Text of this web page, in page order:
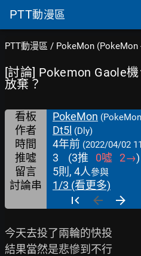
PTT動漫區
PTT動漫區 / PokeMon (PokeMon
[討論] Pokemon Gaole
放棄？
看板 PokeMon
作者 Dt5l (Dly)
時間 4年前 (2022/04/02
推噓 3 (3推 0噓 2→)
留言
5則, 4人參與
討論串 1/3 (看更多)
今天去投了兩輪的快投
結果當然是悲慘到不行